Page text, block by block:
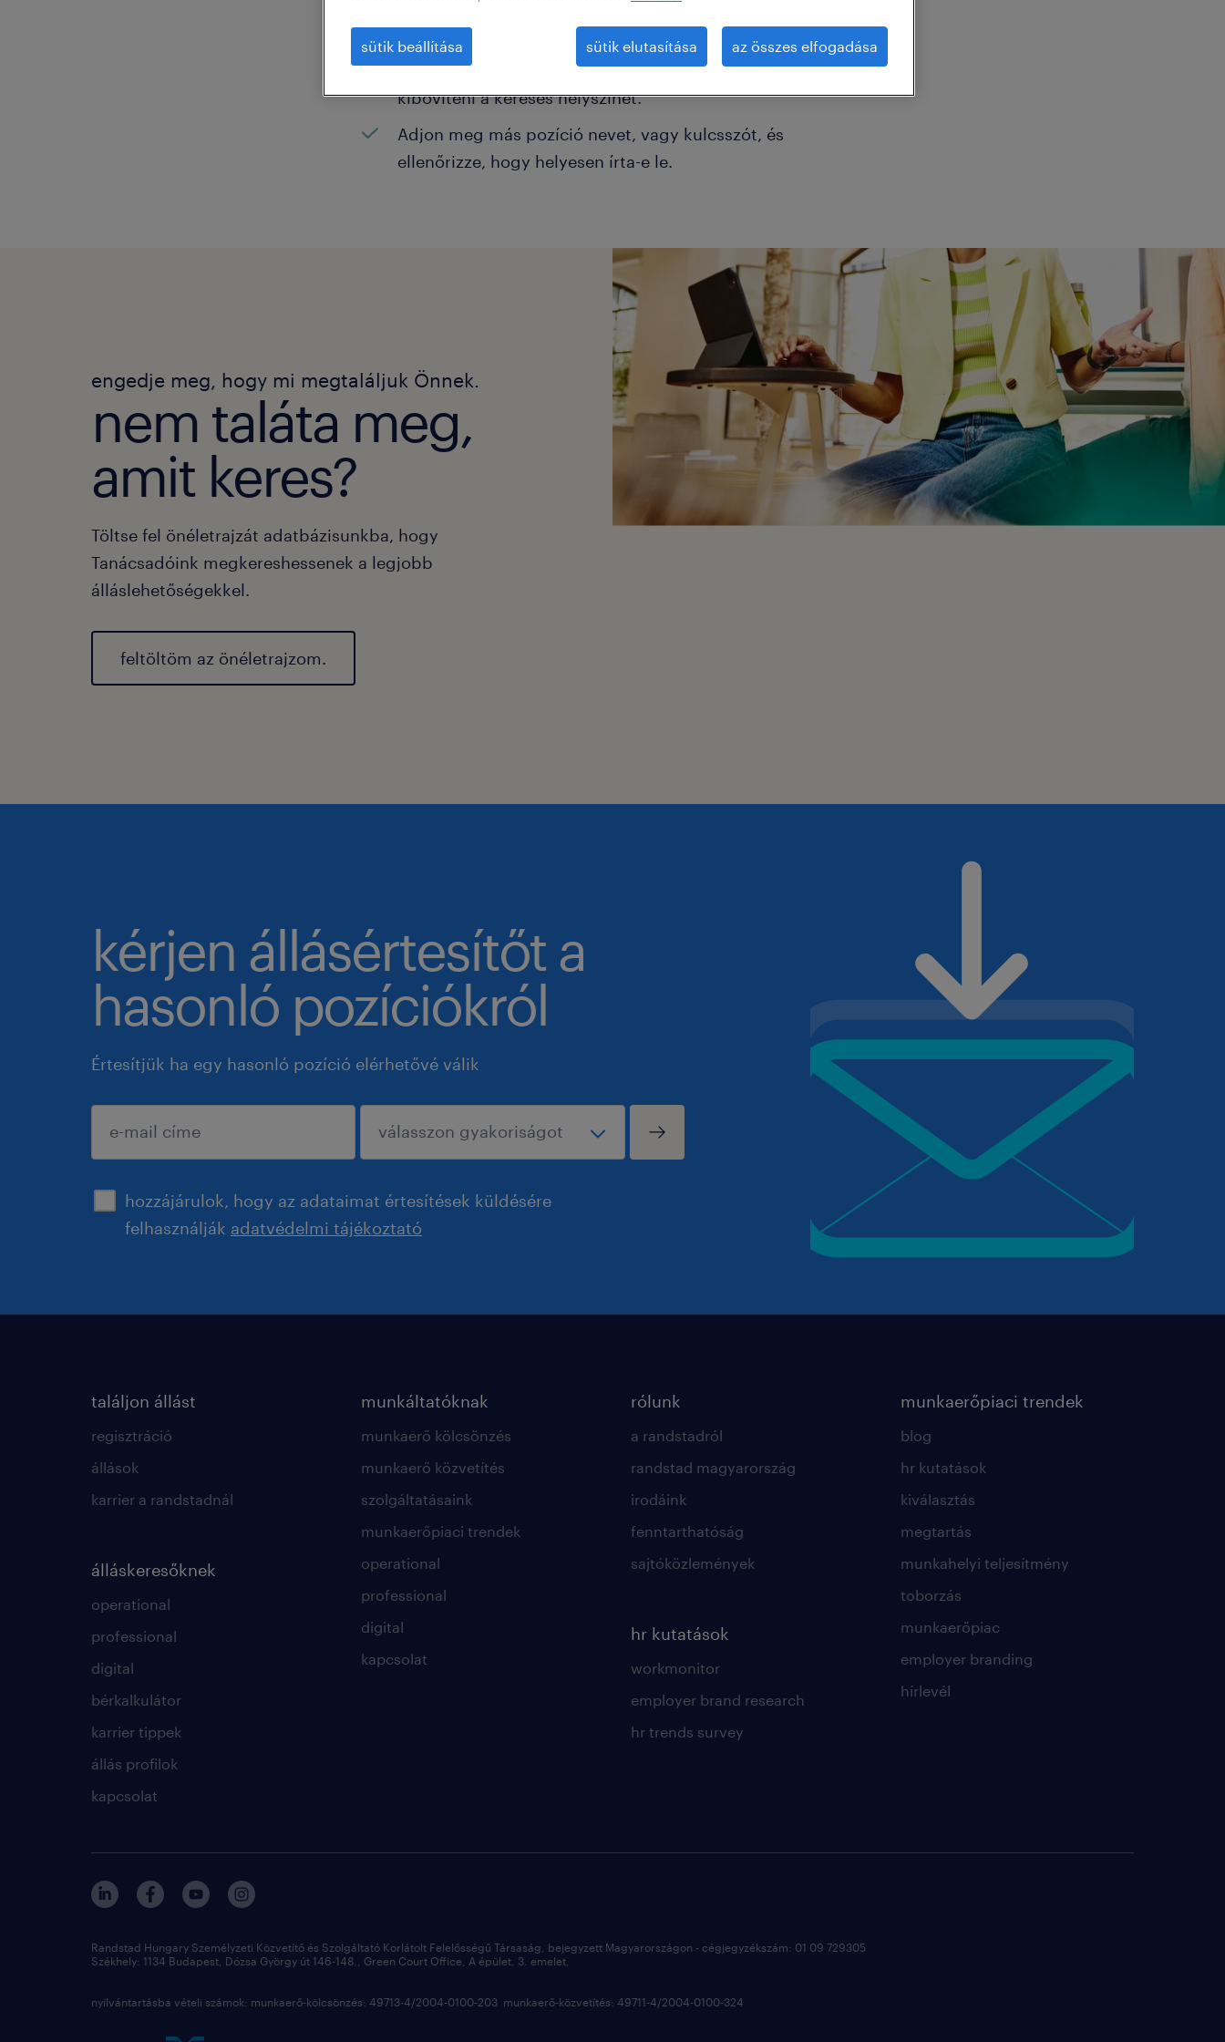
Néhány szűrőt el kell távolítani.
Konkrét helyszínen keresett pozíciókat? Próbálja meg
kibővíteni a keresés helyszínét.
Adjon meg más pozíció nevet, vagy kulcsszót, és
ellenőrizze, hogy helyesen írta-e le.
engedje meg, hogy mi megtaláljuk Önnek.
nem taláta meg,
amit keres?
Töltse fel önéletrajzát adatbázisunkba, hogy
Tanácsadóink megkereshessenek a legjobb
álláslehetőségekkel.
feltöltöm az önéletrajzom.
kérjen állásértesítőt a
hasonló pozíciókról
Értesítjük ha egy hasonló pozíció elérhetővé válik
hozzájárulok, hogy az adataimat értesítések küldésére
felhasználják adatvédelmi tájékoztató
jóváhagyás
találjon állást
regisztráció
állások
karrier a randstadnál
álláskeresőknek
operational
professional
digital
bérkalkulátor
karrier tippek
állás profilok
kapcsolat
munkáltatóknak
munkaerő kölcsönzés
munkaerő közvetítés
szolgáltatásaink
munkaerőpiaci trendek
operational
professional
digital
kapcsolat
rólunk
a randstadról
randstad magyarország
irodáink
fenntarthatóság
sajtóközlemények
hr kutatások
workmonitor
employer brand research
hr trends survey
munkaerőpiaci trendek
blog
hr kutatások
kiválasztás
megtartás
munkahelyi teljesítmény
toborzás
munkaerőpiac
employer branding
hírlevél
Randstad Hungary Személyzeti Közvetítő és Szolgáltató Korlátolt Felelősségű Társaság, bejegyzett Magyarországon - cégjegyzékszám: 01 09 729305
Székhely: 1134 Budapest, Dózsa György út 146-148., Green Court Office, A épület, 3. emelet,
nyilvántartásba vételi számok: munkaerő-kölcsönzés: 49713-4/2004-0100-203 munkaerő-közvetítés: 49711-4/2004-0100-324
sütik beállítása sütik elutasítása az összes elfogadása